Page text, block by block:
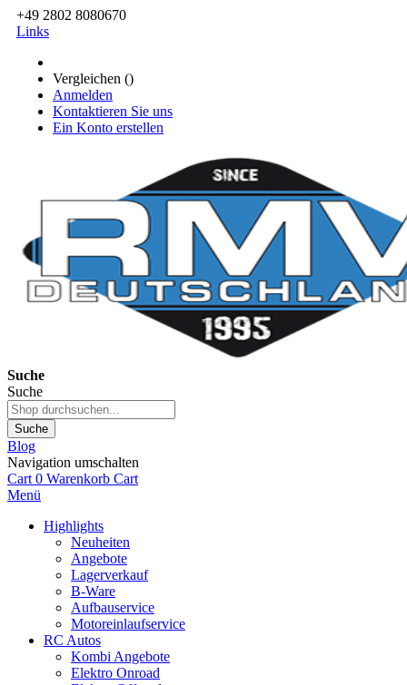
+49 2802 8080670
Links
Vergleichen ()
Anmelden
Kontaktieren Sie uns
Ein Konto erstellen
Suche
Suche
Suche
Blog
Navigation umschalten
Cart 0 Warenkorb Cart
Menü
Highlights
Neuheiten
Angebote
Lagerverkauf
B-Ware
Aufbauservice
Motoreinlaufservice
RC Autos
Kombi Angebote
Elektro Onroad